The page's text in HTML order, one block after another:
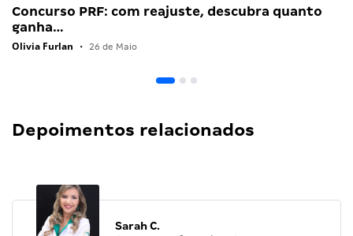
Concurso PRF: com reajuste, descubra quanto
ganha…
Olivia Furlan • 26 de Maio
Depoimentos relacionados
Sarah C.